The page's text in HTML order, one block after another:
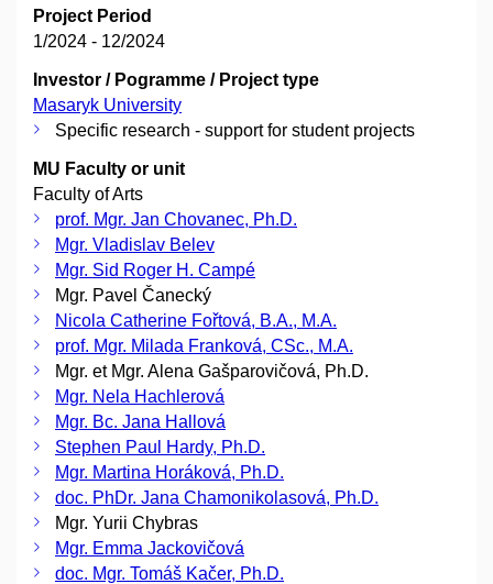
Project Period
1/2024 - 12/2024
Investor / Pogramme / Project type
Masaryk University
Specific research - support for student projects
MU Faculty or unit
Faculty of Arts
prof. Mgr. Jan Chovanec, Ph.D.
Mgr. Vladislav Belev
Mgr. Sid Roger H. Campé
Mgr. Pavel Čanecký
Nicola Catherine Fořtová, B.A., M.A.
prof. Mgr. Milada Franková, CSc., M.A.
Mgr. et Mgr. Alena Gašparovičová, Ph.D.
Mgr. Nela Hachlerová
Mgr. Bc. Jana Hallová
Stephen Paul Hardy, Ph.D.
Mgr. Martina Horáková, Ph.D.
doc. PhDr. Jana Chamonikolasová, Ph.D.
Mgr. Yurii Chybras
Mgr. Emma Jackovičová
doc. Mgr. Tomáš Kačer, Ph.D.